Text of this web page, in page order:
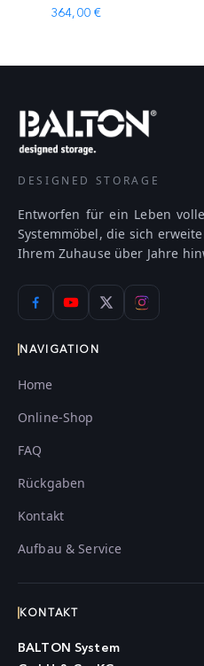
364,00 €
DESIGNED STORAGE
Entworfen für ein Leben
Systemmöbel, die sich
Ihrem Zuhause über Jahre
NAVIGATION
Home
Online-Shop
FAQ
Rückgaben
Kontakt
Aufbau & Service
KONTAKT
BALTON System